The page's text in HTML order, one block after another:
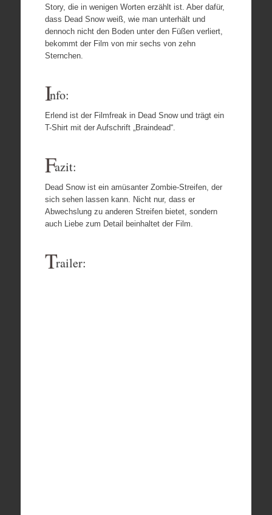
Story, die in wenigen Worten erzählt ist. Aber dafür,
dass Dead Snow weiß, wie man unterhält und
dennoch nicht den Boden unter den Füßen verliert,
bekommt der Film von mir sechs von zehn
Sternchen.
Info:
Erlend ist der Filmfreak in Dead Snow und trägt ein
T-Shirt mit der Aufschrift „Braindead“.
Fazit:
Dead Snow ist ein amüsanter Zombie-Streifen, der
sich sehen lassen kann. Nicht nur, dass er
Abwechslung zu anderen Streifen bietet, sondern
auch Liebe zum Detail beinhaltet der Film.
Trailer: